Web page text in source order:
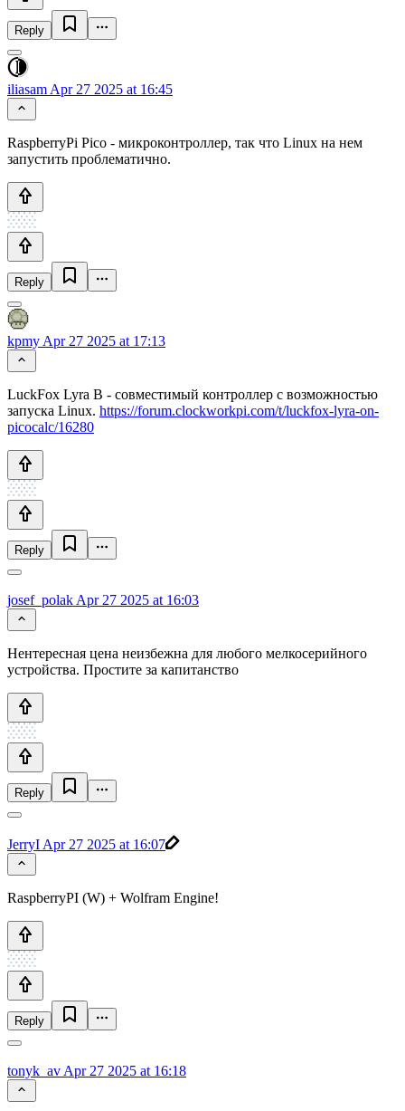
Reply
iliasam Apr 27 2025 at 16:45
RaspberryPi Pico - микроконтроллер, так что Linux на нем
запустить проблематично.
Reply
kpmy Apr 27 2025 at 17:13
LuckFox Lyra B - совместимый контроллер с возможностью
запуска Linux. https://forum.clockworkpi.com/t/luckfox-lyra-on-
picocalc/16280
Reply
josef_polak Apr 27 2025 at 16:03
Нентересная цена неизбежна для любого мелкосерийного
устройства. Простите за капитанство
Reply
JerryI Apr 27 2025 at 16:07
RaspberryPI (W) + Wolfram Engine!
Reply
tonyk_av Apr 27 2025 at 16:18